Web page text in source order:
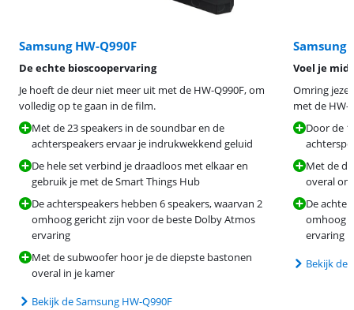
Samsung HW-Q990F
De echte bioscoopervaring
Je hoeft de deur niet meer uit met de HW-Q990F, om
volledig op te gaan in de film.
Met de 23 speakers in de soundbar en de
achterspeakers ervaar je indrukwekkend geluid
De hele set verbind je draadloos met elkaar en
gebruik je met de Smart Things Hub
De achterspeakers hebben 6 speakers, waarvan 2
omhoog gericht zijn voor de beste Dolby Atmos
ervaring
Met de subwoofer hoor je de diepste bastonen
overal in je kamer
Bekijk de Samsung HW-Q990F
Samsung
Voel je
Omring
met de HW-
Door de
Met de
overal
De
omhoog
ervaring
Bekijk de